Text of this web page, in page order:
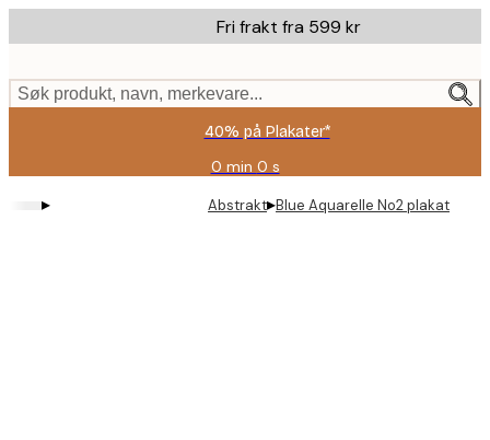
to
content.
Fri frakt fra 599 kr
Søk produkt, navn, merkevare...
40% på Plakater*
0 min 0 s
Gyldig
til
og
▸ Abstrakt▸Blue Aquarelle No2 plakat